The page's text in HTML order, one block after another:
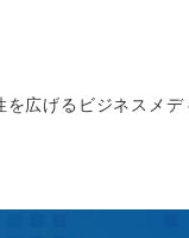
を広げるビジネスメデ